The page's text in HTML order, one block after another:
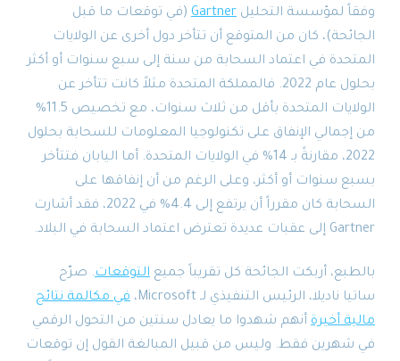
وفقاً لمؤسسة التحليل Gartner (في توقعات ما قبل
الجائحة)، كان من المتوقع أن تتأخر دول أخرى عن الولايات
المتحدة في اعتماد السحابة من سنة إلى سبع سنوات أو أكثر
بحلول عام 2022. فالمملكة المتحدة مثلاً كانت تتأخر عن
الولايات المتحدة بأقل من ثلاث سنوات، مع تخصيص 11.5%
من إجمالي الإنفاق على تكنولوجيا المعلومات للسحابة بحلول
2022، مقارنةً بـ 14% في الولايات المتحدة. أما اليابان فتتأخر
بسبع سنوات أو أكثر، وعلى الرغم من أن إنفاقها على
السحابة كان مقرراً أن يرتفع إلى 4.4% في 2022، فقد أشارت
Gartner إلى عقبات عديدة تعترض اعتماد السحابة في البلاد.
بالطبع، أربكت الجائحة كل تقريباً جميع التوقعات. صرّح
ساتيا ناديلا، الرئيس التنفيذي لـ Microsoft،
في مكالمة نتائج
مالية أخيرة أنهم شهدوا ما يعادل سنتين من التحول الرقمي
في شهرين فقط. وليس من قبيل المبالغة القول إن توقعات